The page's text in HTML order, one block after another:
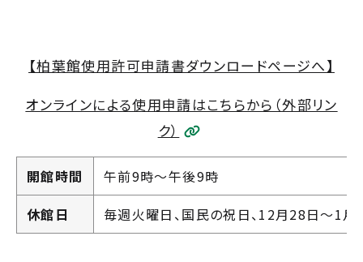
【柏葉館使用許可申請書ダウンロードページへ】
オンラインによる使用申請はこちらから（外部リン
ク）
開館時間
午前9時～午後9時
休館日
毎週火曜日、国民の祝日、12月28日～1月